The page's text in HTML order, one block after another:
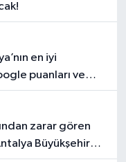
puanları ve
Büyükşehir